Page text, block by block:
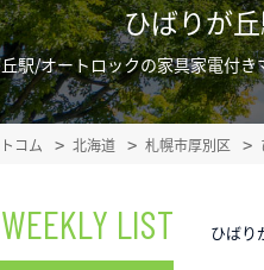
ひばりが
駅/オートロックの家具家電付
コム 北海道 札幌市厚別区
LIST ひばり